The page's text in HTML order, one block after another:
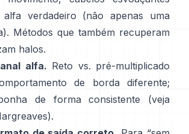
alfa verdadeiro (não apenas uma
Métodos que também recuperam
halos.
alfa. Reto vs. pré-multiplicado
de borda diferente;
de forma consistente (veja
).